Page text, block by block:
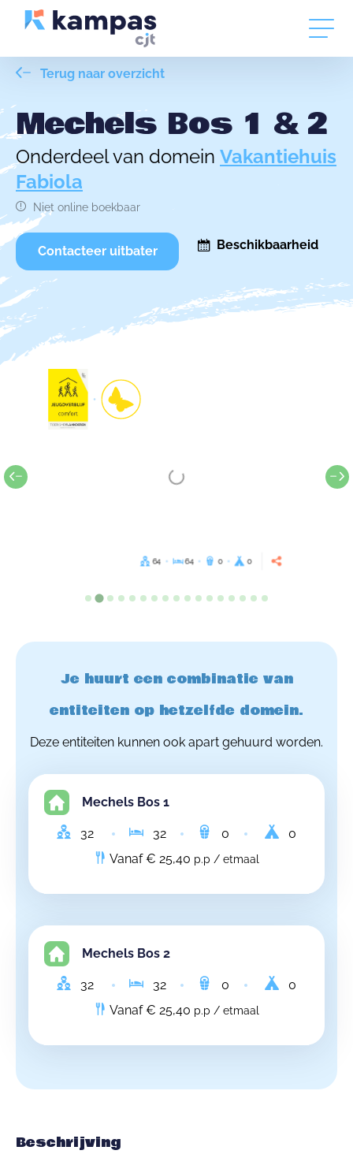
Terug naar overzicht
Mechels Bos 1 & 2
Onderdeel van domein Vakantiehuis
Fabiola
Niet online boekbaar
Contacteer uitbater Beschikbaarheid
64 64 0 0
Je huurt een combinatie van
entiteiten op hetzelfde domein.
Deze entiteiten kunnen ook apart gehuurd worden.
Mechels Bos 1
32 32 0
0
Vanaf € 25,40 p.p / etmaal
Mechels Bos 2
32 32 0
0
Vanaf € 25,40 p.p / etmaal
Beschrijving